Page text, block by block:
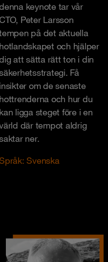
keynote tar vår
Peter Larsson
på det aktuella
hotlandskapet och hjälper
att sätta rätt ton i din
Få
insikter om de senaste
hottrenderna och hur du
kan ligga steget före i en
där tempot aldrig
ner.
Svenska